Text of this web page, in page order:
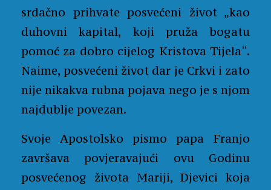
srdačno prihvate posvećeni život „kao
duhovni kapital, koji pruža bogatu
pomoć za dobro cijelog Kristova Tijela“.
Naime, posvećeni život dar je Crkvi i zato
nije nikakva rubna pojava nego je s njom
najdublje povezan.
Svoje Apostolsko pismo papa Franjo
završava povjeravajući ovu Godinu
posvećenog života Mariji, Djevici koja